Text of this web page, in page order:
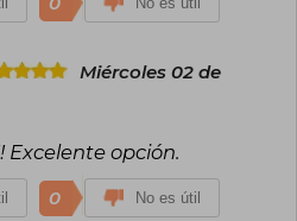
Miércoles 02 de
Excelente opción.
0 No es útil